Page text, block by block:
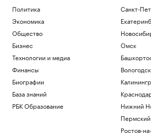
Политика
Экономика
Общество
Бизнес
Технологии и медиа
Финансы
Биографии
База знаний
РБК Образование
Санкт-
Омск
Нижний
Ростов-